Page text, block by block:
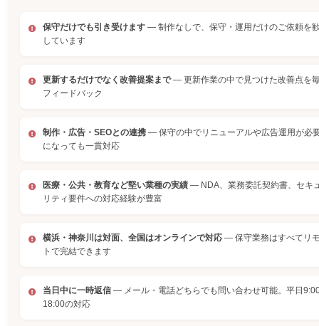
保守だけでも引き受けます — 制作なしで、保守・運用だけのご依頼を
しています
更新するだけでなく改善提案まで— 更新作業の中で見つけた改善点を
フィードバック
制作・広告・SEOとの連携 — 保守の中でリニューアルや広告運用が必
になっても一貫対応
医療・公共・教育など堅い業種の実績 — NDA、業務委託契約書、セキ
リティ要件への対応経験が豊富
横浜・神奈川は対面、全国はオンラインで対応 — 保守業務はすべてリ
トで完結できます
当日中に一時返信— メール・電話どちらでも問い合わせ可能。平日
18:00の対応